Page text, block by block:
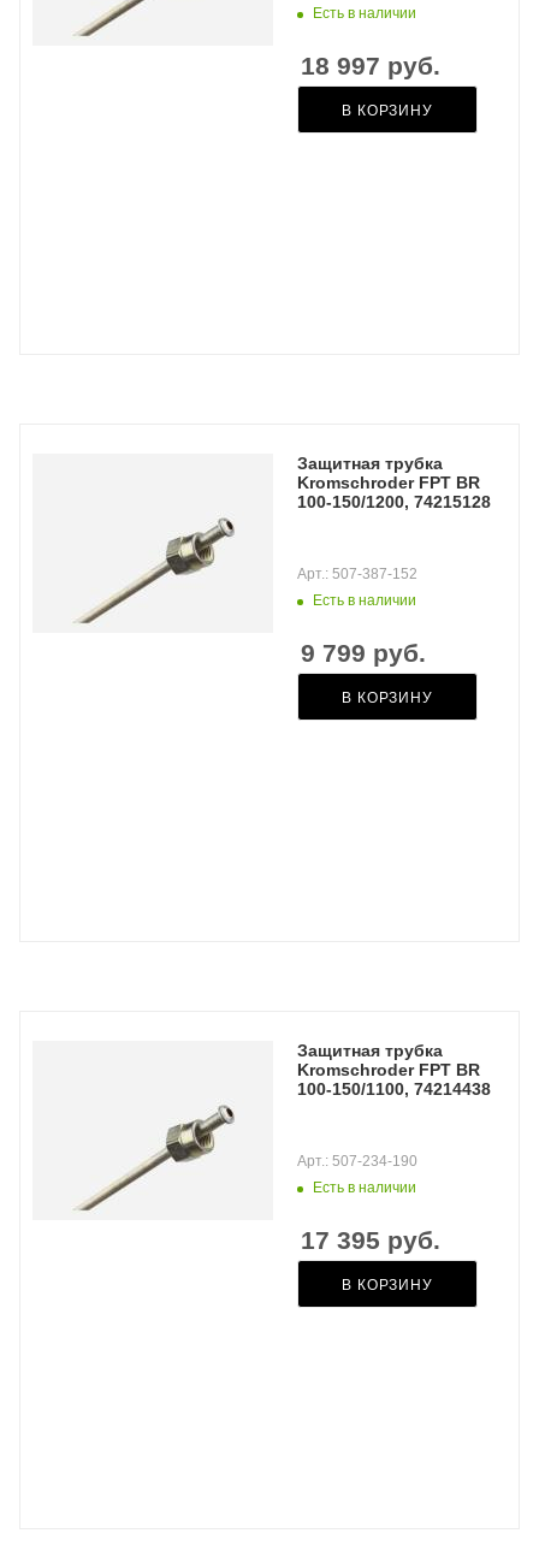
Есть в наличии
18 997 руб.
В КОРЗИНУ
Защитная трубка
Kromschroder FPT BR
100-150/1200, 74215128
Есть в наличии
Арт.: 507-387-152
9 799 руб.
В КОРЗИНУ
Защитная трубка
Kromschroder FPT BR
100-150/1100, 74214438
Есть в наличии
Арт.: 507-234-190
17 395 руб.
В КОРЗИНУ